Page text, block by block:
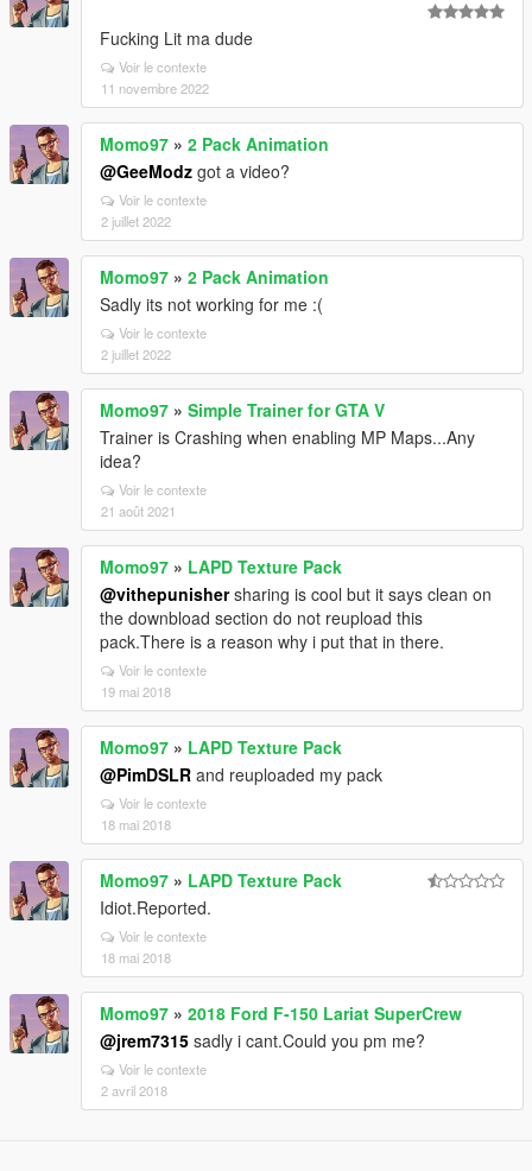
Fucking Lit ma dude
Voir le contexte
11 novembre 2022
Momo97 » 2 Pack Animation
@GeeModz got a video?
Voir le contexte
2 juillet 2022
Momo97 » 2 Pack Animation
Sadly its not working for me :(
Voir le contexte
2 juillet 2022
Momo97 » Simple Trainer for GTA V
Trainer is Crashing when enabling MP Maps...Any
idea?
Voir le contexte
21 août 2021
Momo97 » LAPD Texture Pack
@vithepunishersharing is cool but it says clean on
the downbload section do not reupload this
pack.There is a reason why i put that in there.
Voir le contexte
19 mai 2018
Momo97 » LAPD Texture Pack
@PimDSLR and reuploaded my pack
Voir le contexte
18 mai 2018
Momo97 » LAPD Texture Pack
Idiot.Reported.
Voir le contexte
18 mai 2018
Momo97 » 2018 Ford F-150 Lariat SuperCrew
@jrem7315 sadly i cant.Could you pm me?
Voir le contexte
2 avril 2018